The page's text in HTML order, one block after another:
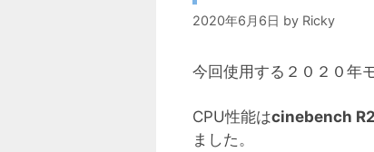
2020年6月6日 by Ricky
今回使用する２０２０年
CPU性能はcinebench
ました。